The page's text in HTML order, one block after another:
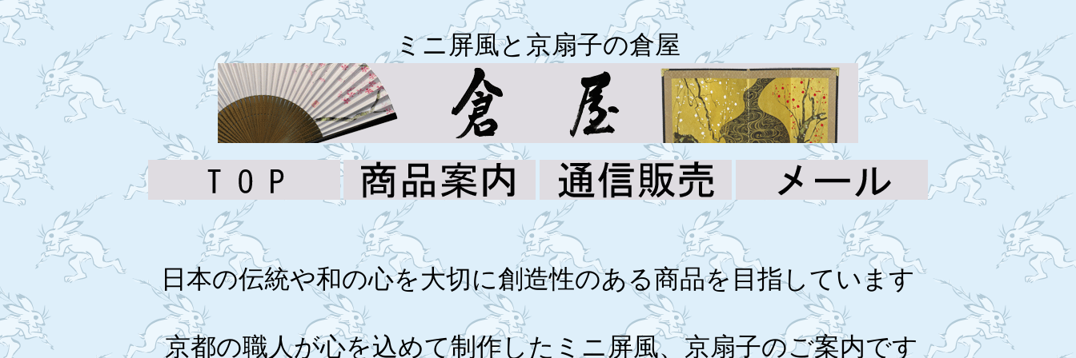
ミニ屏風と京扇子の倉屋
日本の伝統や和の心を大切に創造性のある商品を目指しています
京都の職人が心を込めて制作したミニ屏風、京扇子のご案内です